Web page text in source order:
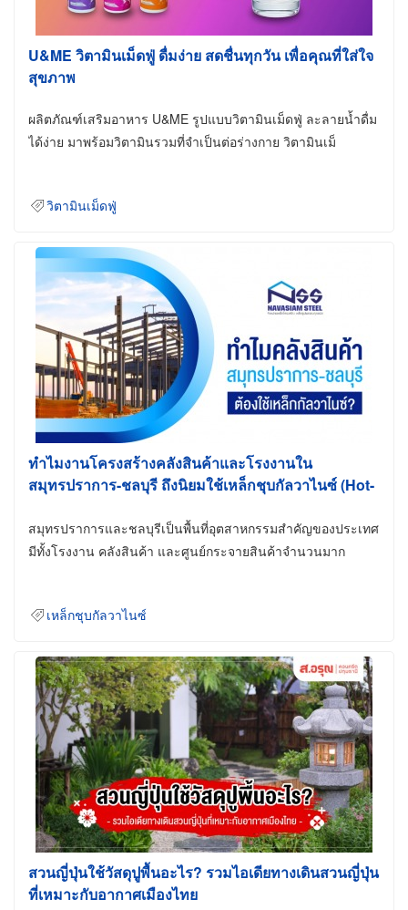
U&ME วิตามินเม็ดฟู่ ดื่มง่าย สดชื่นทุกวัน เพื่อคุณที่ใส่ใจ
สุขภาพ
ผลิตภัณฑ์เสริมอาหาร U&ME รูปแบบวิตามินเม็ดฟู่ ละลายน้ำดื่ม
ได้ง่าย มาพร้อมวิตามินรวมที่จำเป็นต่อร่างกาย วิตามินเม็
วิตามินเม็ดฟู่
ทำไมงานโครงสร้างคลังสินค้าและโรงงานใน
สมุทรปราการ-ชลบุรี ถึงนิยมใช้เหล็กชุบกัลวาไนซ์ (Hot-
สมุทรปราการและชลบุรีเป็นพื้นที่อุตสาหกรรมสำคัญของประเทศ
มีทั้งโรงงาน คลังสินค้า และศูนย์กระจายสินค้าจำนวนมาก
เหล็กชุบกัลวาไนซ์
สวนญี่ปุ่นใช้วัสดุปูพื้นอะไร? รวมไอเดียทางเดินสวนญี่ปุ่น
ที่เหมาะกับอากาศเมืองไทย